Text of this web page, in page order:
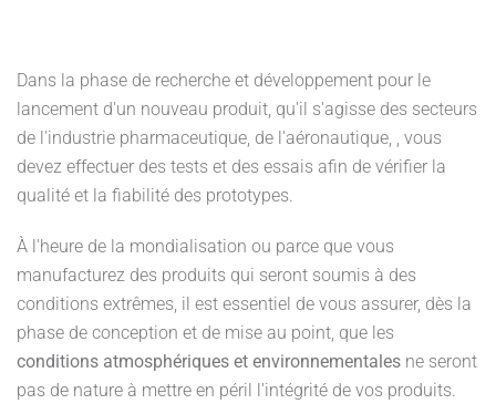
Dans la phase de recherche et développement pour le
lancement d'un nouveau produit, qu'il s'agisse des secteurs
de l'industrie pharmaceutique, de l'aéronautique, , vous
devez effectuer des tests et des essais afin de vérifier la
qualité et la fiabilité des prototypes.
À l'heure de la mondialisation ou parce que vous
manufacturez des produits qui seront soumis à des
conditions extrêmes, il est essentiel de vous assurer, dès la
phase de conception et de mise au point, que les
conditions atmosphériques et environnementales ne seront
pas de nature à mettre en péril l'intégrité de vos produits.